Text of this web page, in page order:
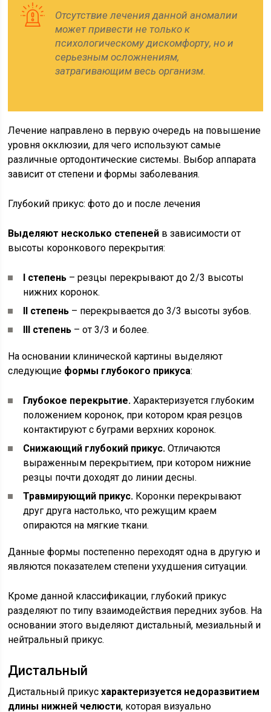
Отсутствие лечения данной аномалии
может привести не только к
психологическому дискомфорту, но и
серьезным осложнениям,
затрагивающим весь организм.
Лечение направлено в первую очередь на повышение
уровня окклюзии, для чего используют самые
различные ортодонтические системы. Выбор аппарата
зависит от степени и формы заболевания.
Глубокий прикус: фото до и после лечения
Выделяют несколько степеней в зависимости от
высоты коронкового перекрытия:
I степень – резцы перекрывают до 2/3 высоты
нижних коронок.
II степень – перекрывается до 3/3 высоты зубов.
III степень – от 3/3 и более.
На основании клинической картины выделяют
следующие формы глубокого прикуса:
Глубокое перекрытие. Характеризуется глубоким
положением коронок, при котором края резцов
контактируют с буграми верхних коронок.
Снижающий глубокий прикус. Отличаются
выраженным перекрытием, при котором нижние
резцы почти доходят до линии десны.
Травмирующий прикус. Коронки перекрывают
друг друга настолько, что режущим краем
опираются на мягкие ткани.
Данные формы постепенно переходят одна в другую и
являются показателем степени ухудшения ситуации.
Кроме данной классификации, глубокий прикус
разделяют по типу взаимодействия передних зубов. На
основании этого выделяют дистальный, мезиальный и
нейтральный прикус.
Дистальный
Дистальный прикусхарактеризуется недоразвитием
длины нижней челюсти, которая визуально